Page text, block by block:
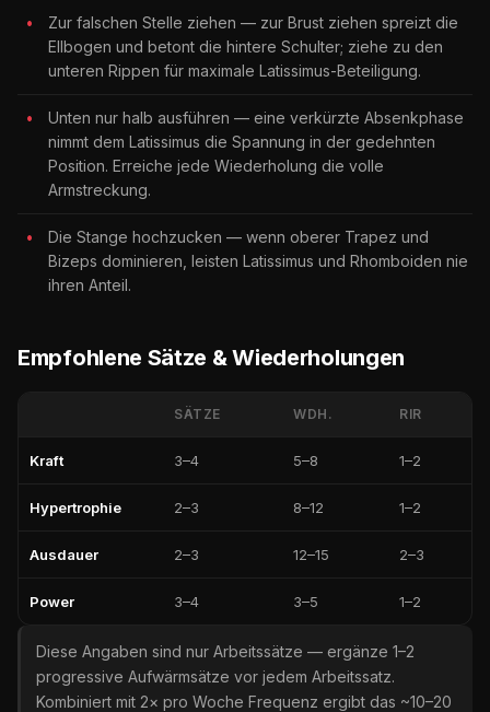
Zur falschen Stelle ziehen — zur Brust ziehen spreizt die
Ellbogen und betont die hintere Schulter; ziehe zu den
unteren Rippen für maximale Latissimus-Beteiligung.
Unten nur halb ausführen — eine verkürzte Absenkphase
nimmt dem Latissimus die Spannung in der gedehnten
Position. Erreiche jede Wiederholung die volle
Armstreckung.
Die Stange hochzucken — wenn oberer Trapez und
Bizeps dominieren, leisten Latissimus und Rhomboiden nie
ihren Anteil.
Empfohlene Sätze & Wiederholungen
SÄTZE WDH. RIR
Kraft 3–4 5–8 1–2
Hypertrophie 2–3 8–12 1–2
Ausdauer 2–3 12–15 2–3
Power 3–4 3–5 1–2
Diese Angaben sind nur Arbeitssätze — ergänze 1–2
progressive Aufwärmsätze vor jedem Arbeitssatz.
Kombiniert mit 2× pro Woche Frequenz ergibt das ~10–20